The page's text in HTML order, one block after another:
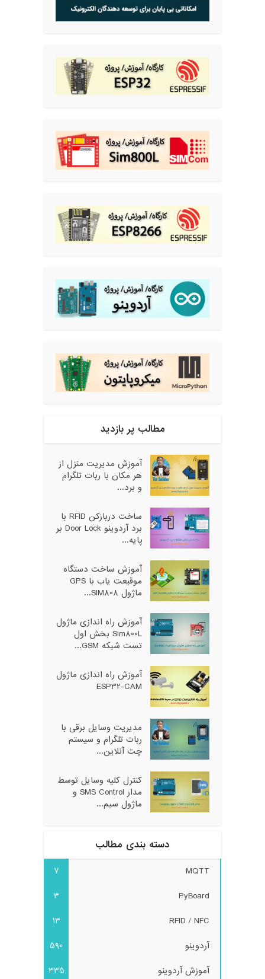
مطالب پر بازدید
آموزش مدیریت منزل از
هر مکان با ربات تلگرام
و برد...
ساخت دربازکن RFID با
برد آردوینو Door Lock بر
پایه...
آموزش ساخت دستگاه
موقیعت یاب با GPS
ماژول SIM808...
آموزش راه اندازی ماژول
Sim800L بخش اول
تست شبکه GSM...
آموزش راه اندازی ماژول
ESP32-CAM
مدیریت وسایل برقی با
ربات تلگرام و سیستم
چت آنلاین...
کنترل کلیه وسایل توسط
مدار SMS Control و
ماژول سیم...
دسته بندی مطالب
MQTT
7
PyBoard
3
RFID / NFC
13
آردوینو
590
آموزش آردوینو
335